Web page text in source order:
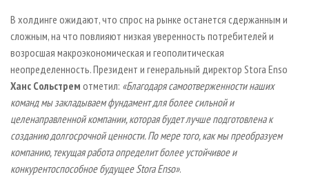
В холдинге ожидают, что спрос на рынке останется сдержанным и
сложным, на что повлияют низкая уверенность потребителей и
возросшая макроэкономическая и геополитическая
неопределенность. Президент и генеральный директор Stora Enso
Ханс Сольстрем отметил: «Благодаря самоотверженности наших
команд мы закладываем фундамент для более сильной и
целенаправленной компании, которая будет лучше подготовлена к
созданию долгосрочной ценности. По мере того, как мы преобразуем
компанию, текущая работа определит более устойчивое и
конкурентоспособное будущее Stora Enso».